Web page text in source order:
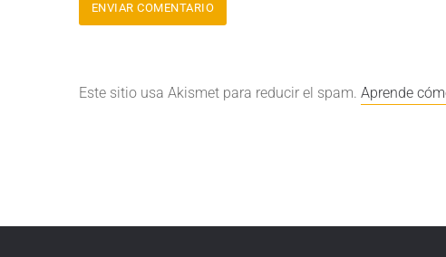
Este sitio usa Akismet para reducir el spam. Aprende